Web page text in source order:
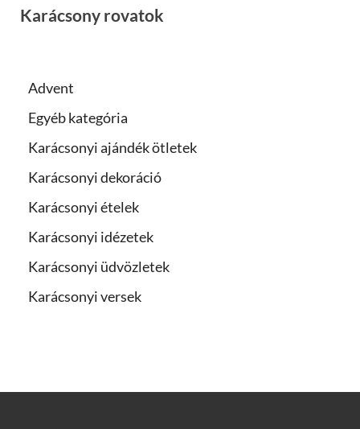
Karácsony rovatok
Advent
Egyéb kategória
Karácsonyi ajándék ötletek
Karácsonyi dekoráció
Karácsonyi ételek
Karácsonyi idézetek
Karácsonyi üdvözletek
Karácsonyi versek